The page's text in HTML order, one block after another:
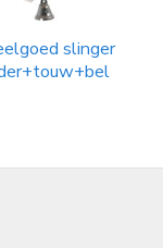
slinger